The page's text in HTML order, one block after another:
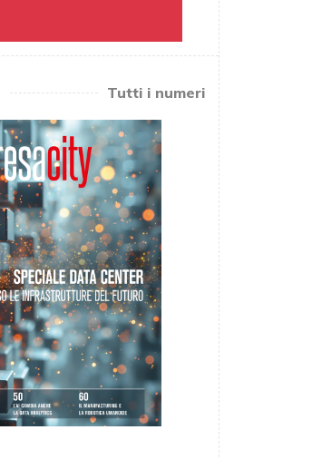
Tutti i numeri